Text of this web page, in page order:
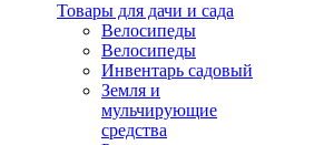
Товары для дачи и сада
Велосипеды
Велосипеды
Инвентарь садовый
Земля и
мульчирующие
средства